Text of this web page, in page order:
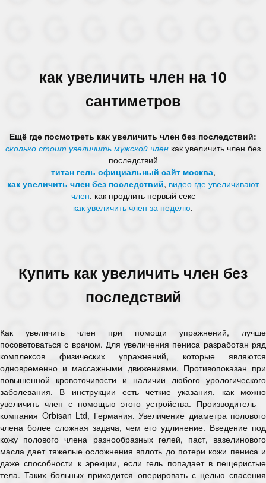
как увеличить член на 10
сантиметров
Ещё где посмотреть как увеличить член без последствий:
сколько стоит увеличить мужской член как увеличить член без
последствий
титан гель официальный сайт москва,
как увеличить член без последствий, видео где увеличивают
член, как продлить первый секс
как увеличить член за неделю.
Купить как увеличить член без
последствий
Как увеличить член при помощи упражнений, лучше
посоветоваться с врачом. Для увеличения пениса разработан ряд
комплексов физических упражнений, которые являются
одновременно и массажными движениями. Противопоказан при
повышенной кровоточивости и наличии любого урологического
заболевания. В инструкции есть четкие указания, как можно
увеличить член с помощью этого устройства. Производитель –
компания Orbisan Ltd, Германия. Увеличение диаметра полового
члена более сложная задача, чем его удлинение. Введение под
кожу полового члена разнообразных гелей, паст, вазелинового
масла дает тяжелые осложнения вплоть до потери кожи пениса и
даже способности к эрекции, если гель попадает в пещеристые
тела. Таких больных приходится оперировать с целью спасения